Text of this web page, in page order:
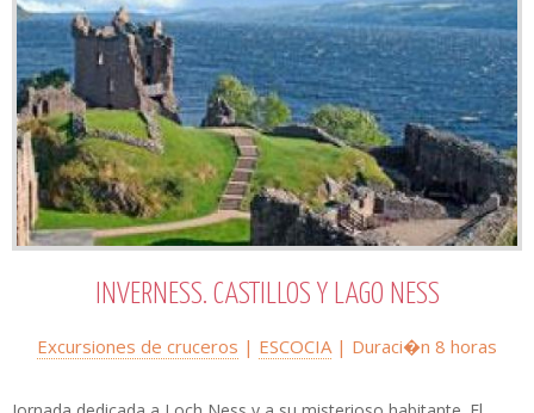
INVERNESS. CASTILLOS Y LAGO NESS
Excursiones de cruceros | ESCOCIA| Duraci�n 8 horas